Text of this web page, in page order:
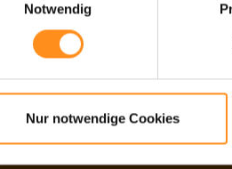
Notwendig
Nur notwendige Cookies